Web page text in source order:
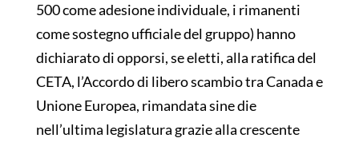
500 come adesione individuale, i rimanenti
come sostegno ufficiale del gruppo) hanno
dichiarato di opporsi, se eletti, alla ratifica del
CETA, l’Accordo di libero scambio tra Canada e
Unione Europea, rimandata sine die
nell’ultima legislatura grazie alla crescente